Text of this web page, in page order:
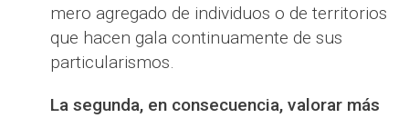
mero agregado de individuos o de territorios
que hacen gala continuamente de sus
particularismos.
La segunda, en consecuencia, valorar más